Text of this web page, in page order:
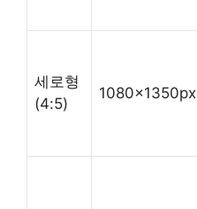
세로형
(4:5)
1080x1350px